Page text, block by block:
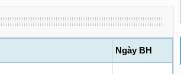
Ngày BH